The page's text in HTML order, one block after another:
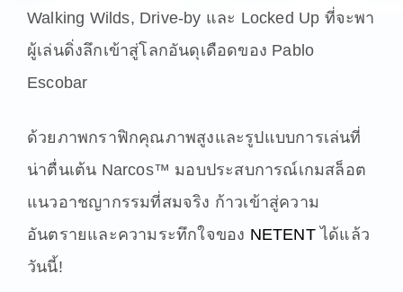
Walking Wilds, Drive-by และ Locked Up ที่จะพา
ผู้เล่นดิ่งลึกเข้าสู่โลกอันดุเดือดของ Pablo
Escobar
ด้วยภาพกราฟิกคุณภาพสูงและรูปแบบการเล่นที่
น่าตื่นเต้น Narcos™ มอบประสบการณ์เกมสล็อต
แนวอาชญากรรมที่สมจริง ก้าวเข้าสู่ความ
อันตรายและความระทึกใจของ NETENTได้แล้ว
วันนี้!